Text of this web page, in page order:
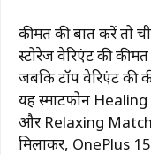
कीमत की बात करें तो
स्टोरेज वेरिएंट की
जबकि टॉप वेरिएंट की
यह स्मार्टफोन
और Relaxing
मिलाकर, OnePlus